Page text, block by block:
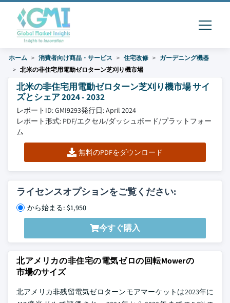
ホーム 消費者向け商品・サービス 住宅改修
ガーデニング機器
北米の非住宅用電動ゼロターン芝刈り機市場
北米の非住宅用電動ゼロターン芝刈り機市場 サイ
ズとシェア 2024 - 2032
レポートID: GMI9293発行日: April 2024
レポート形式: PDF/エクセル/ダッシュボード/プラットフォー
ム
無料のPDFをダウンロード
ライセンスオプションをご覧ください:
から始まる: $1,950
今すぐ購入
北アメリカの非住宅の電気ゼロの回転Mowerの
市場のサイズ
北アメリカ非残留電気ゼロターンモアマーケットは2023年に